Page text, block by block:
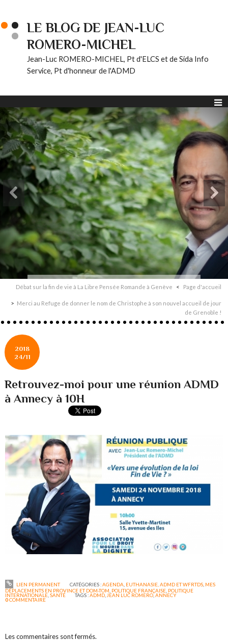
LE BLOG DE JEAN-LUC
ROMERO-MICHEL
Jean-Luc ROMERO-MICHEL, Pt d'ELCS et de Sida Info
Service, Pt d'honneur de l'ADMD
Débat sur la fin de vie à La Libre Pensée Romande à Genève Page d'accueil
Merci au Refuge de donner le nom de Christophe à son nouvel accueil de jour
de Grenoble !
2018
24/11
Retrouvez-moi pour une réunion ADMD
à Annecy à 10H
LIEN PERMANENT CATÉGORIES :AGENDA EUTHANASIE, ADMD ET WFRTDS, MES
DÉPLACEMENTS EN PROVINCE ET DOM-TOM POLITIQUE FRANÇAISE POLITIQUE
INTERNATIONALE ,SANTÉ TAGS :ADMD JEAN LUC ROMERO,ANNECY
0COMMENTAIRE
Les commentaires sont fermés.